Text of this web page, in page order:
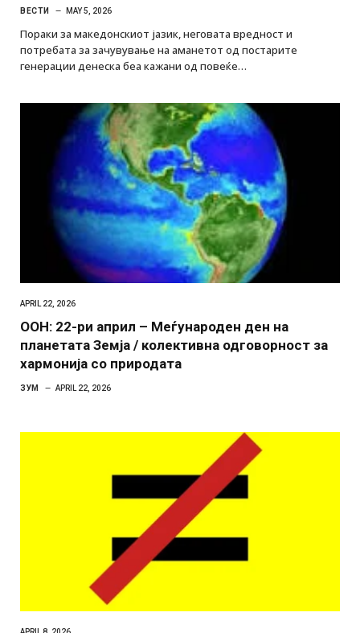
ВЕСТИ MAY 5, 2026
Пораки за македонскиот јазик, неговата вредност и
потребата за зачувување на аманетот од постарите
генерации денеска беа кажани од повеќе…
APRIL 22, 2026
ООН: 22-ри април – Меѓународен ден на
планетата Земја / колективна одговорност за
хармонија со природата
ЗУМ APRIL 22, 2026